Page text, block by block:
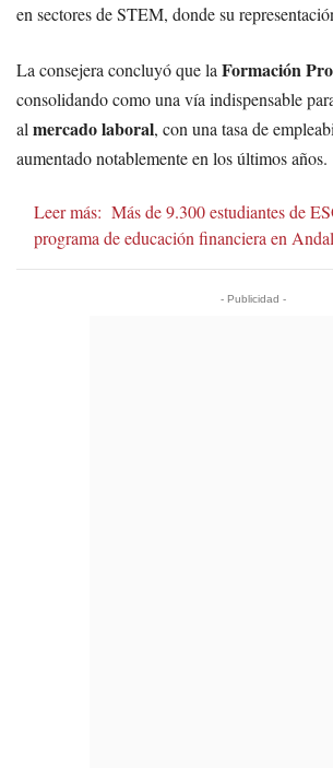
en sectores de STEM, donde su
La consejera concluyó que la Formación
consolidando como una vía indispensable
al mercado laboral, con una tasa de
aumentado notablemente en los últimos años.
Leer más: Más de 9.300 estudiantes de
programa de educación financiera en
- Publicidad -